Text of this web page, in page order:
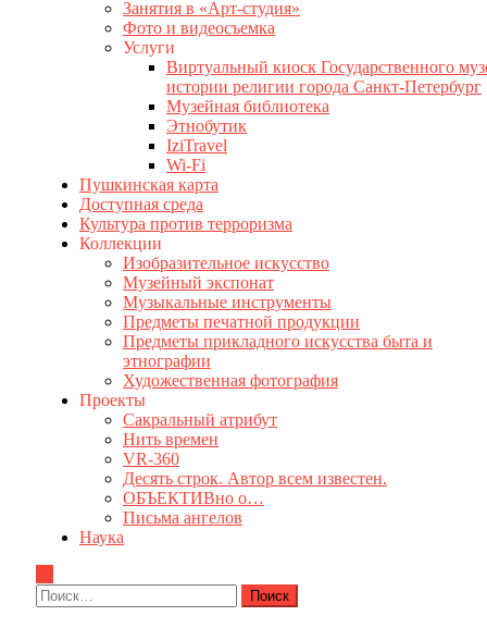
Занятия в «Арт-студия»
Фото и видеосъемка
Услуги
Виртуальный киоск Государственного
истории религии города Санкт-Петербург
Музейная библиотека
Этнобутик
IziTravel
Wi-Fi
Пушкинская карта
Доступная среда
Культура против терроризма
Коллекции
Изобразительное искусство
Музейный экспонат
Музыкальные инструменты
Предметы печатной продукции
Предметы прикладного искусства быта и
этнографии
Художественная фотография
Проекты
Сакральный атрибут
Нить времен
VR-360
Десять строк. Автор всем известен.
ОБЪЕКТИВно о…
Письма ангелов
Наука
Найти: